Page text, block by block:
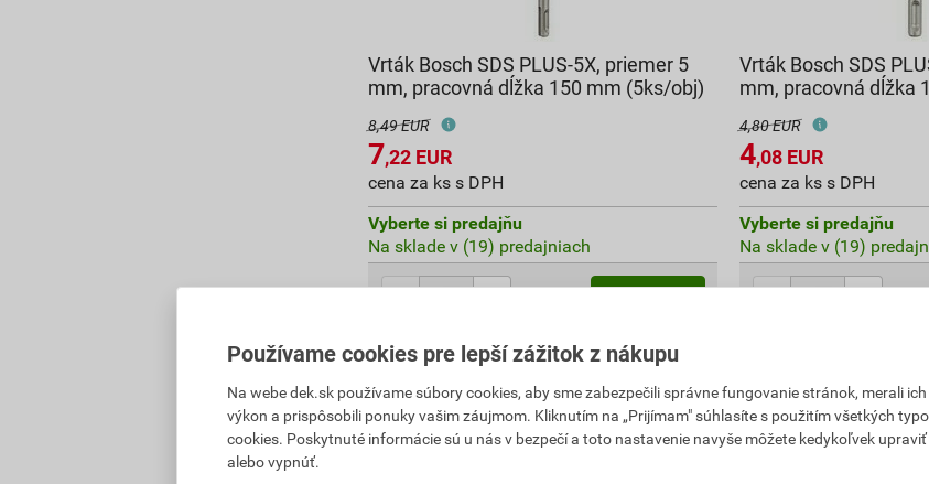
Vrták Bosch SDS PLUS-5X, priemer 5
mm, pracovná dĺžka 150 mm (5ks/obj)
8,49 EUR
7,22 EUR
cena za ks s DPH
Vyberte si predajňu
Na sklade v (19) predajniach
ks
Vrták Bosch SDS
mm, pracovná dĺžka
4,80 EUR
4,08 EUR
cena za ks s DPH
Vyberte si predajňu
Na sklade v (19)
ks
Používame cookies pre lepší zážitok z nákupu
Na webe dek.sk používame súbory cookies, aby sme zabezpečili správne fungovanie stránok, merali ich
výkon a prispôsobili ponuky vašim záujmom. Kliknutím na „Prijímam" súhlasíte s použitím všetkých
cookies. Poskytnuté informácie sú u nás v bezpečí a toto nastavenie navyše môžete kedykoľvek upraviť
alebo vypnúť.